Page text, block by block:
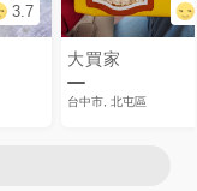
3.7
大買家
台中市, 北屯區